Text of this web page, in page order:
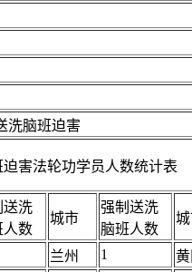
洗脑班迫害
害法轮功学员人数统计表
送洗
人数
城市
强制送洗
脑班人数
兰州 1